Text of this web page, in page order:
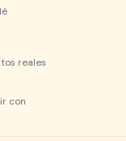
reales
con